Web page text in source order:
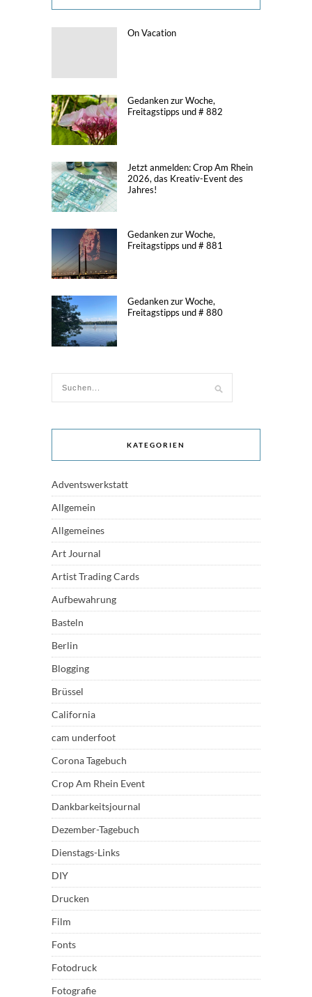
On Vacation
Gedanken zur Woche,
Freitagstipps und # 882
Jetzt anmelden: Crop Am Rhein
2026, das Kreativ-Event des
Jahres!
Gedanken zur Woche,
Freitagstipps und # 881
Gedanken zur Woche,
Freitagstipps und # 880
KATEGORIEN
Adventswerkstatt
Allgemein
Allgemeines
Art Journal
Artist Trading Cards
Aufbewahrung
Basteln
Berlin
Blogging
Brüssel
California
cam underfoot
Corona Tagebuch
Crop Am Rhein Event
Dankbarkeitsjournal
Dezember-Tagebuch
Dienstags-Links
DIY
Drucken
Film
Fonts
Fotodruck
Fotografie